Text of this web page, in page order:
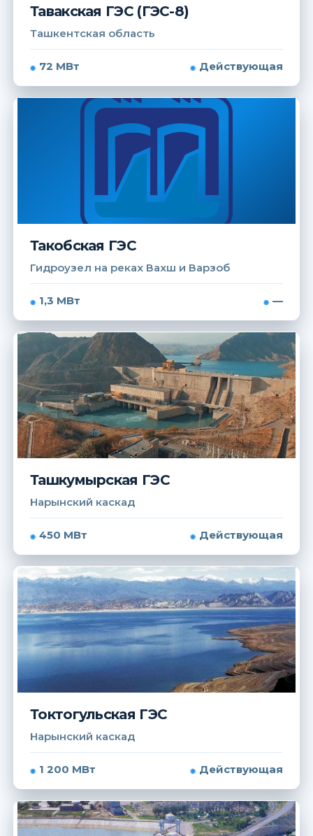
Тавакская ГЭС (ГЭС-8)
Ташкентская область
72 МВт Действующая
Такобская ГЭС
Гидроузел на реках Вахш и Варзоб
1,3 МВт —
Ташкумырская ГЭС
Нарынский каскад
450 МВт Действующая
Токтогульская ГЭС
Нарынский каскад
1 200 МВт Действующая